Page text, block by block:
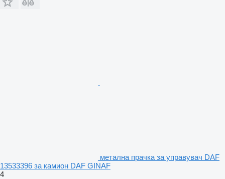
метална прачка за управувач DAF
13533396 за камион DAF GINAF
4